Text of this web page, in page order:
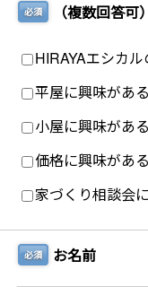
必須 （複数回答可）
HIRAYAエシカ
平屋に興味がある
小屋に興味がある
価格に興味がある
家づくり相談会
必須 お名前